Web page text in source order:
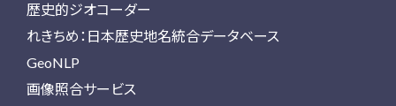
歴史的ジオコーダー
れきちめ：日本歴史地名統合データベース
GeoNLP
画像照合サービス